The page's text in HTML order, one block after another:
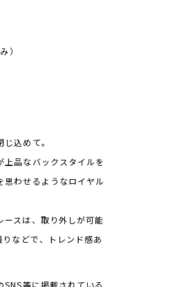
）
込めて。
上品なバックスタイルを
わせるようなロイヤル
スは、取り外しが可能
などで、トレンド感あ
等に掲載されている